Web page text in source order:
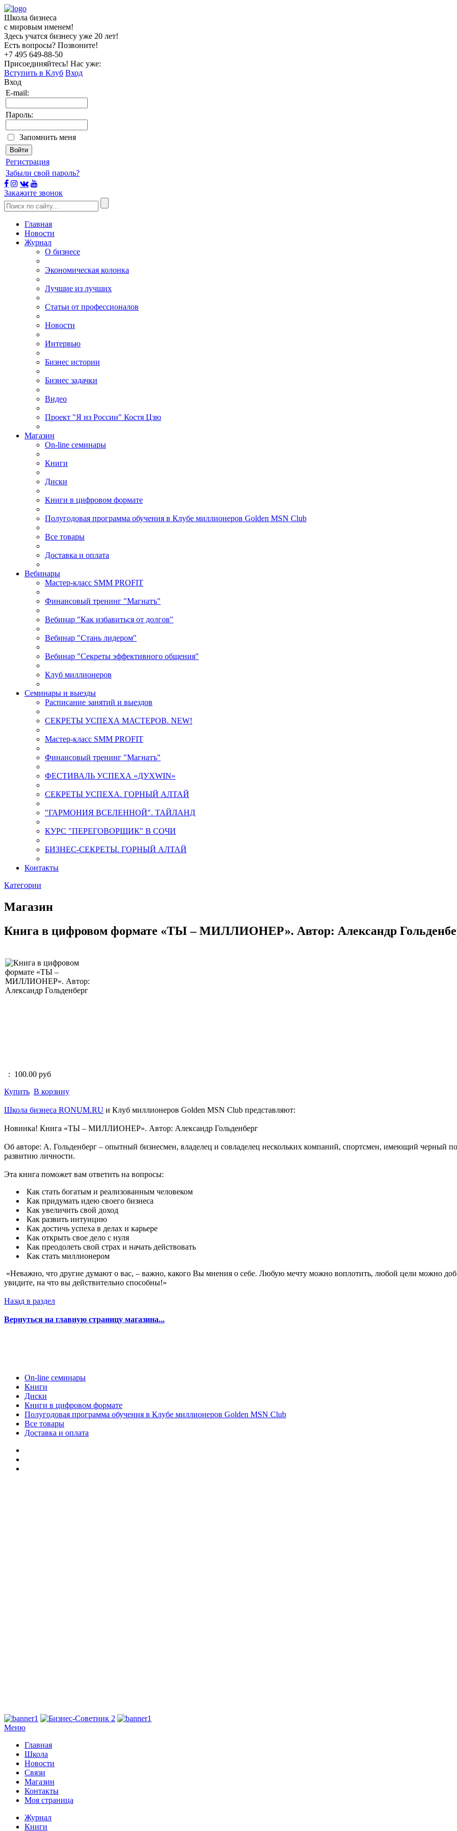
Школа бизнеса
с мировым именем!
Здесь учатся бизнесу уже 20 лет!
Есть вопросы? Позвоните!
+7 495 649-88-50
Присоединяйтесь! Нас уже:
Вступить в Клуб Вход
Вход
E-mail:
Пароль:
Запомнить меня
Регистрация
Забыли свой пароль?
Закажите звонок
Главная
Новости
Журнал
О бизнесе
Экономическая колонка
Лучшие из лучших
Статьи от профессионалов
Новости
Интервью
Бизнес истории
Бизнес задачки
Видео
Проект "Я из России" Костя Цзю
Магазин
On-line семинары
Книги
Диски
Книги в цифровом формате
Полугодовая программа обучения в Клубе миллионеров Golden MSN Club
Все товары
Доставка и оплата
Вебинары
Мастер-класс SMM PROFIT
Финансовый тренинг "Магнатъ"
Вебинар "Как избавиться от долгов"
Вебинар "Стань лидером"
Вебинар "Секреты эффективного общения"
Клуб миллионеров
Семинары и выезды
Расписание занятий и выездов
СЕКРЕТЫ УСПЕХА МАСТЕРОВ. NEW!
Мастер-класс SMM PROFIT
Финансовый тренинг "Магнатъ"
ФЕСТИВАЛЬ УСПЕХА «ДУХWIN»
СЕКРЕТЫ УСПЕХА. ГОРНЫЙ АЛТАЙ
"ГАРМОНИЯ ВСЕЛЕННОЙ". ТАЙЛАНД
КУРС "ПЕРЕГОВОРЩИК" В СОЧИ
БИЗНЕС-СЕКРЕТЫ. ГОРНЫЙ АЛТАЙ
Контакты
Категории
Магазин
Книга в цифровом формате «ТЫ – МИЛЛИОНЕР». Автор: Александр
: 100.00 руб
Купить В корзину
Школа бизнеса RONUM.RU и Клуб миллионеров Golden MSN Club представляют:
Новинка! Книга «ТЫ – МИЛЛИОНЕР». Автор: Александр Гольденберг
Об авторе: А. Гольденберг – опытный бизнесмен, владелец и совладелец нескольких компаний, спортсмен, имеющий черный
развитию личности.
Эта книга поможет вам ответить на вопросы:
Как стать богатым и реализованным человеком
Как придумать идею своего бизнеса
Как увеличить свой доход
Как развить интуицию
Как достичь успеха в делах и карьере
Как открыть свое дело с нуля
Как преодолеть свой страх и начать действовать
Как стать миллионером
«Неважно, что другие думают о вас, – важно, какого Вы мнения о себе. Любую мечту можно воплотить, любой цели можно
увидите, на что вы действительно способны!»
Назад в раздел
Вернуться на главную страницу магазина...
On-line семинары
Книги
Диски
Книги в цифровом формате
Полугодовая программа обучения в Клубе миллионеров Golden MSN Club
Все товары
Доставка и оплата
Меню
Главная
Школа
Новости
Связи
Магазин
Контакты
Моя страница
Журнал
Книги